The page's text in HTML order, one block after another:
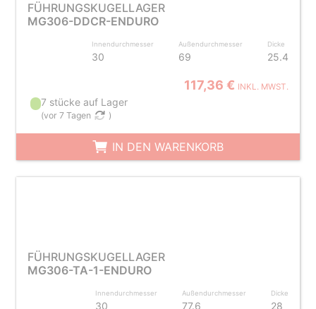
FÜHRUNGSKUGELLAGER
MG306-DDCR-ENDURO
Innendurchmesser
30
Außendurchmesser
69
Dicke
25.4
117,36 € INKL. MWST.
7 stücke auf Lager
(vor 7 Tagen )
IN DEN WARENKORB
FÜHRUNGSKUGELLAGER
MG306-TA-1-ENDURO
Innendurchmesser
30
Außendurchmesser
77.6
Dicke
28